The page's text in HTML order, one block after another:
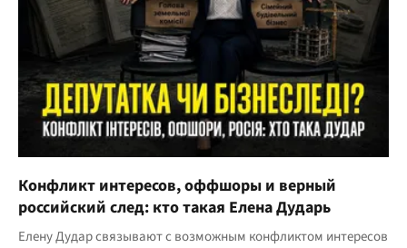
Конфликт интересов, оффшоры и верный
российский след: кто такая Елена Дударь
Елену Дудар связывают с возможным конфликтом интересов